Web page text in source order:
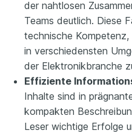
der nahtlosen
Teams deutlich. Diese
technische
in verschiedensten
der Elektronikbranche
Effiziente
Inhalte sind in
kompakten
Leser wichtige Erfolge